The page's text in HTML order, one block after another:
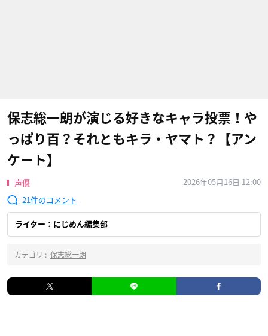
保志総一朗が演じる好きなキャラ投票！や
っぱり百？それともキラ・ヤマト？【アン
ケート】
声優
2026年05月16日 12:00
21
ライター：にじめん編集部
カテゴリ : 保志総一朗